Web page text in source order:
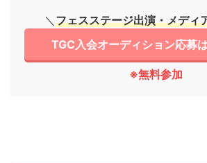
＼ フェスステージ出演・メディ
TGC入会オーディション応募
※無料参加